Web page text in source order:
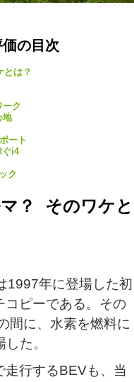
の目次
は？
ーク
地
ート
ぐi4
ク
？ そのワケと
1997年に登場した初
コピーである。その
間に、水素を燃料に
た。
走行するBEVも、当